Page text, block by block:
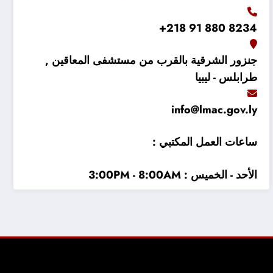
8234 880 91 218+
جنزور الشرقية بالقرب من مستشفى المعاقين ,
طرابلس - ليبيا
info@lmac.gov.ly
ساعات العمل المكتبي :
الأحد - الخميس : 3:00PM - 8:00AM